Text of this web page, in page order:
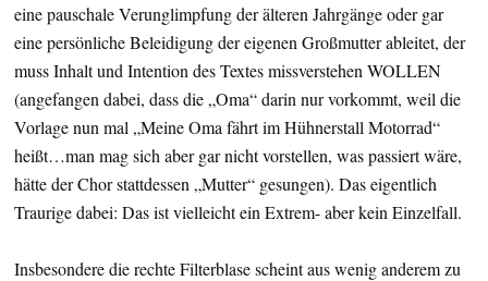
eine pauschale Verunglimpfung der älteren Jahrgänge oder gar
eine persönliche Beleidigung der eigenen Großmutter ableitet, der
muss Inhalt und Intention des Textes missverstehen WOLLEN
(angefangen dabei, dass die „Oma“ darin nur vorkommt, weil die
Vorlage nun mal „Meine Oma fährt im Hühnerstall Motorrad“
heißt…man mag sich aber gar nicht vorstellen, was passiert wäre,
hätte der Chor stattdessen „Mutter“ gesungen). Das eigentlich
Traurige dabei: Das ist vielleicht ein Extrem- aber kein Einzelfall.
Insbesondere die rechte Filterblase scheint aus wenig anderem zu